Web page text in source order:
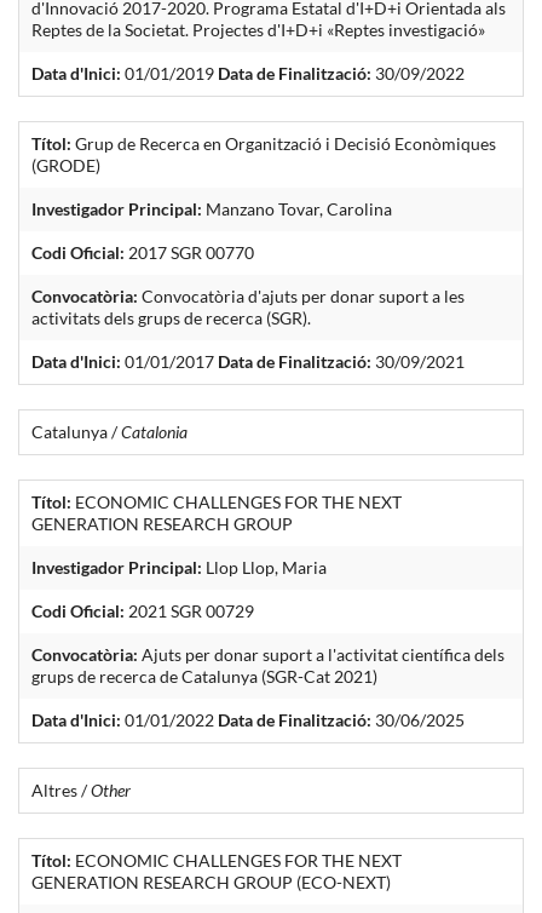
d'Innovació 2017-2020. Programa Estatal d'I+D+i Orientada als
Reptes de la Societat. Projectes d'I+D+i «Reptes investigació»
Data d'Inici: 01/01/2019 Data de Finalització: 30/09/2022
Títol: Grup de Recerca en Organització i Decisió Econòmiques
(GRODE)
Investigador Principal: Manzano Tovar, Carolina
Codi Oficial: 2017 SGR 00770
Convocatòria: Convocatòria d'ajuts per donar suport a les
activitats dels grups de recerca (SGR).
Data d'Inici: 01/01/2017 Data de Finalització: 30/09/2021
Catalunya /Catalonia
Títol: ECONOMIC CHALLENGES FOR THE NEXT
GENERATION RESEARCH GROUP
Investigador Principal: Llop Llop, Maria
Codi Oficial: 2021 SGR 00729
Convocatòria: Ajuts per donar suport a l'activitat científica dels
grups de recerca de Catalunya (SGR-Cat 2021)
Data d'Inici: 01/01/2022 Data de Finalització: 30/06/2025
Altres /Other
Títol: ECONOMIC CHALLENGES FOR THE NEXT
GENERATION RESEARCH GROUP (ECO-NEXT)